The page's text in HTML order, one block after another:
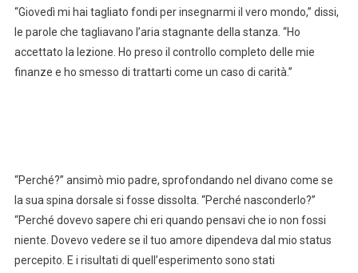
“Giovedì mi hai tagliato fondi per insegnarmi il vero mondo,” dissi,
le parole che tagliavano l’aria stagnante della stanza. “Ho
accettato la lezione. Ho preso il controllo completo delle mie
finanze e ho smesso di trattarti come un caso di carità.”
“Perché?” ansimò mio padre, sprofondando nel divano come se
la sua spina dorsale si fosse dissolta. “Perché nasconderlo?”
“Perché dovevo sapere chi eri quando pensavi che io non fossi
niente. Dovevo vedere se il tuo amore dipendeva dal mio status
percepito. E i risultati di quell’esperimento sono stati